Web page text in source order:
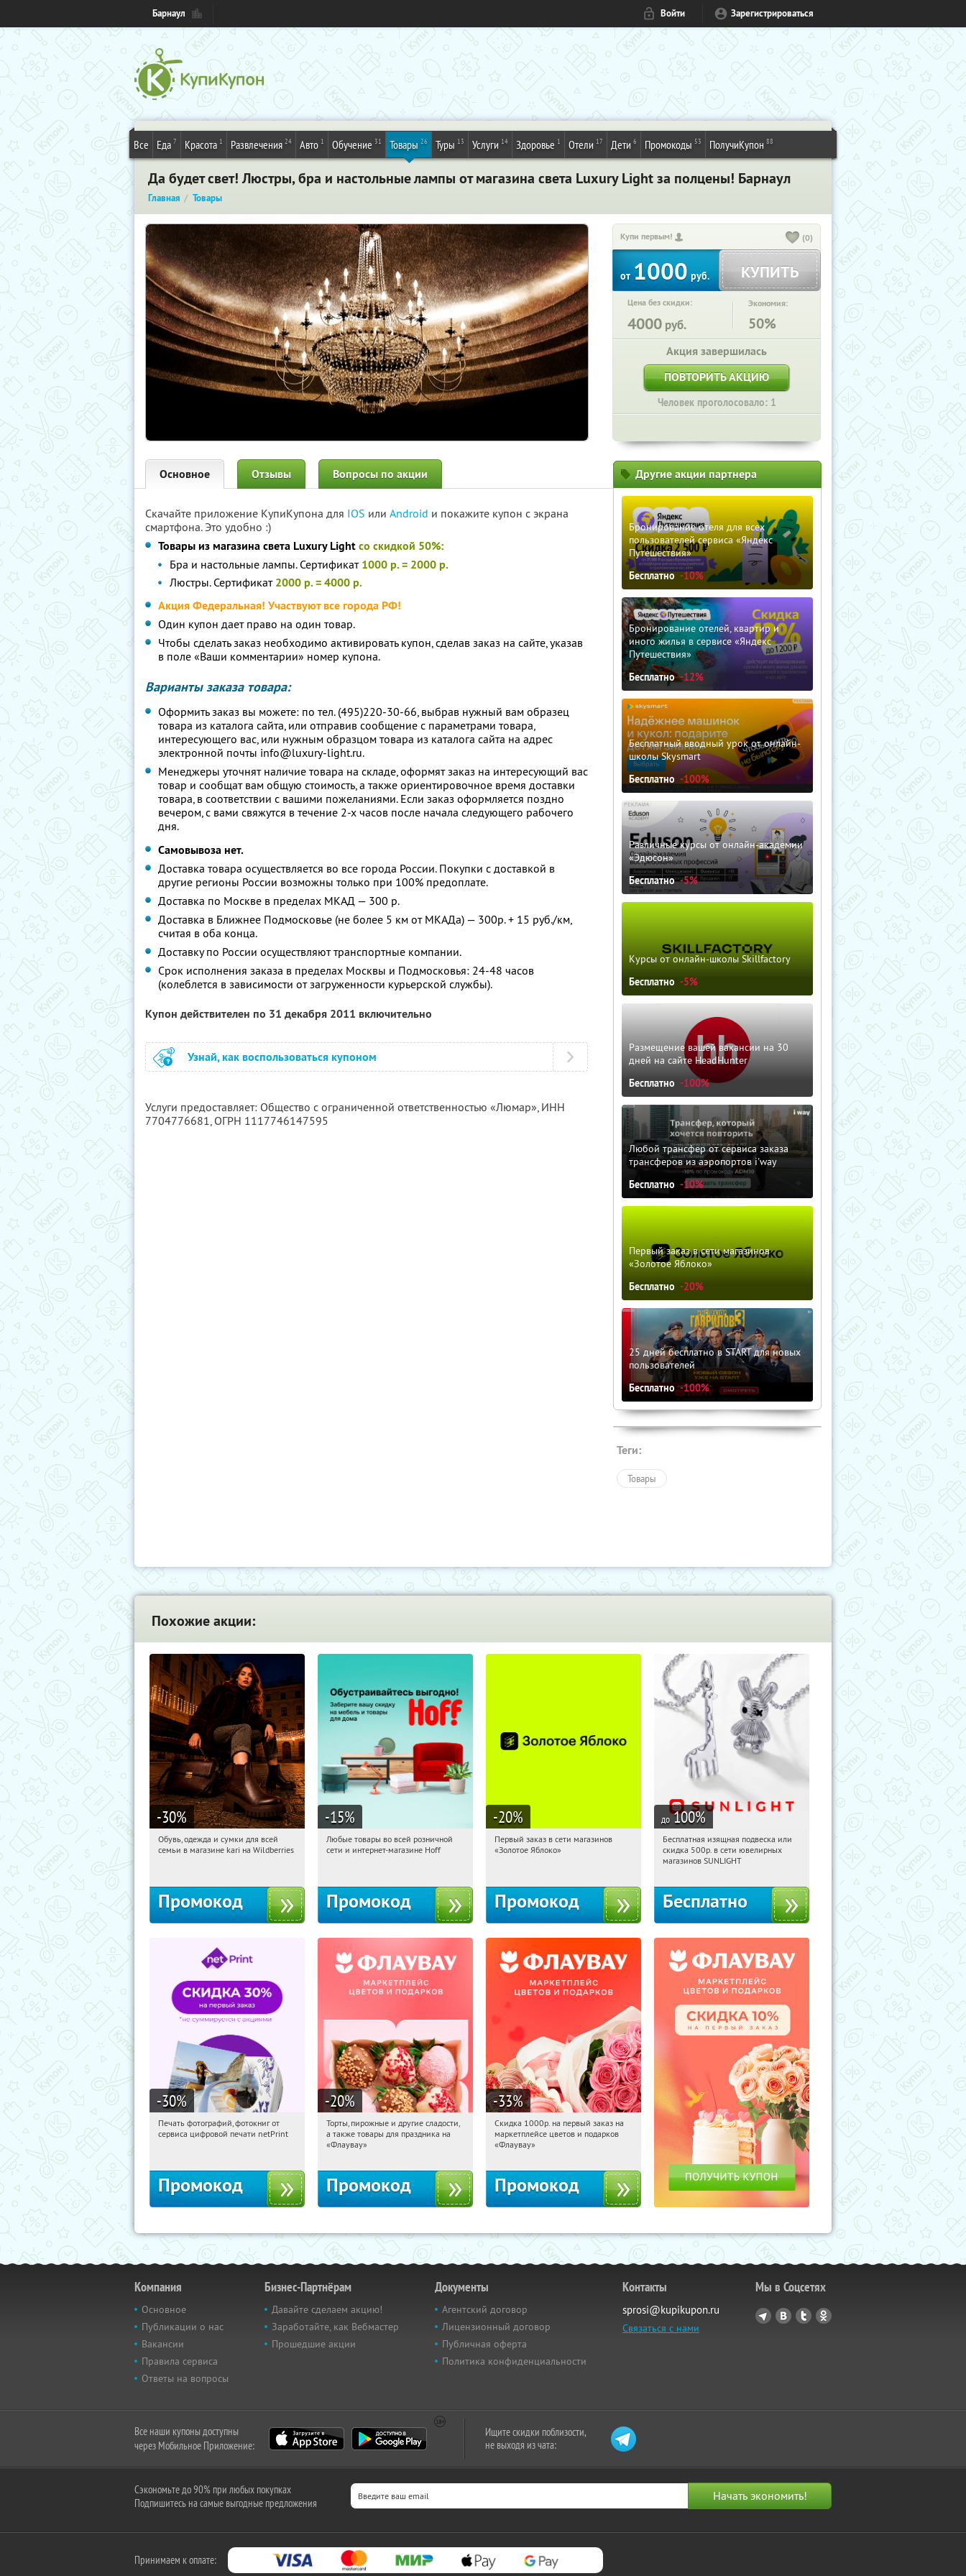
Барнаул Войти Зарегистрироваться
Все Еда 7 Красота 1 Развлечения 24 Авто 1 Обучение 31 Товары 26 Туры 13 Услуги 14 Здоровье 1 Отели 17 Дети 6 Промокоды 53 ПолучиКупон 88
Да будет свет! Люстры, бра и настольные лампы от магазина cвета Luxury Light за полцены! Барнаул
Главная Товары
Купи первым! (0)
от 1000 руб. КУПИТЬ
Цена без скидки:
4000 руб.
Экономия:
50%
Акция завершилась
ПОВТОРИТЬ АКЦИЮ
Человек проголосовало: 1
Основное Отзывы Вопросы по акции
Скачайте приложение КупиКупона для IOS или Android и покажите купон с экрана
смартфона. Это удобно :)
Товары из магазина cвета Luxury Lightсо скидкой 50%:
Бра и настольные лампы. Сертификат 1000 р. = 2000 р.
Люстры. Сертификат 2000 р. = 4000 р.
Акция Федеральная! Участвуют все города РФ!
Один купон дает право на один товар.
Чтобы сделать заказ необходимо активировать купон, сделав заказ на сайте, указав
в поле «Ваши комментарии» номер купона.
Варианты заказа товара:
Оформить заказ вы можете: по тел. (495)220-30-66, выбрав нужный вам образец
товара из каталога сайта, или отправив сообщение с параметрами товара,
интересующего вас, или нужным образцом товара из каталога сайта на адрес
электронной почты info@luxury-light.ru.
Менеджеры уточнят наличие товара на складе, оформят заказ на интересующий вас
товар и сообщат вам общую стоимость, а также ориентировочное время доставки
товара, в соответствии с вашими пожеланиями. Если заказ оформляется поздно
вечером, с вами свяжутся в течение 2-х часов после начала следующего рабочего
дня.
Самовывоза нет.
Доставка товара осуществляется во все города России. Покупки с доставкой в
другие регионы России возможны только при 100% предоплате.
Доставка по Москве в пределах МКАД — 300 р.
Доставка в Ближнее Подмосковье (не более 5 км от МКАДа) — 300р. + 15 руб./км,
считая в оба конца.
Доставку по России осуществляют транспортные компании.
Срок исполнения заказа в пределах Москвы и Подмосковья: 24-48 часов
(колеблется в зависимости от загруженности курьерской службы).
Купон действителен по 31 декабря 2011 включительно
Узнай, как воспользоваться купоном
Услуги предоставляет: Общество с ограниченной ответственностью «Люмар», ИНН
7704776681, ОГРН 1117746147595
Другие акции партнера
Бронирование отеля для всех
пользователей сервиса «Яндекс
Путешествия»
Бесплатно -10%
Бронирование отелей, квартир и
иного жилья в сервисе «Яндекс
Путешествия»
Бесплатно -12%
Бесплатный вводный урок от онлайн-
школы Skysmart
Бесплатно -100%
Различные курсы от онлайн-академии
«Эдюсон»
Бесплатно -5%
Курсы от онлайн-школы Skillfactory
Бесплатно -5%
Размещение вашей вакансии на 30
дней на сайте HeadHunter
Бесплатно -100%
Любой трансфер от сервиса заказа
трансферов из аэропортов i'way
Бесплатно -10%
Первый заказ в сети магазинов
«Золотое Яблоко»
Бесплатно -20%
25 дней бесплатно в START для новых
пользователей
Бесплатно -100%
Теги:
Товары
Похожие акции:
-30%
11:09:12 Получили:
Обувь, одежда и сумки для всей
семьи в магазине kari на Wildberries
Промокод
-15%
11:09:12 Получили:
Любые товары во всей розничной
сети и интернет-магазине Hoff
Промокод
-20%
11:09:12
Получи первым!
Первый заказ в сети магазинов
«Золотое Яблоко»
Промокод
до 100%
11:09:12 Получили:
Россия
Бесплатная изящная подвеска или
скидка 500р. в сети ювелирных
магазинов SUNLIGHT
Бесплатно
-30%
11:09:12 Получили:
Печать фотографий, фотокниг от
сервиса цифровой печати netPrint
Промокод
-20%
11:09:12 Получили:
Россия
Торты, пирожные и другие сладости,
а также товары для праздника на
«Флаувау»
Промокод
-33%
11:09:12 Получили:
Россия
Скидка 1000р. на первый заказ на
маркетплейсе цветов и подарков
«Флаувау»
Промокод
Компания
Основное
Публикации о нас
Вакансии
Правила сервиса
Ответы на вопросы
Бизнес-Партнёрам
Давайте сделаем акцию!
Заработайте, как Вебмастер
Прошедшие акции
Документы
Агентский договор
Лицензионный договор
Публичная оферта
Политика конфиденциальности
Контакты
sprosi@kupikupon.ru
Связаться с нами
Мы в Соцсетях
Все наши купоны доступны
через Мобильное Приложение:
Ищите скидки поблизости,
не выходя из чата:
Сэкономьте до 90% при любых покупках
Подпишитесь на самые выгодные предложения
Принимаем к оплате: